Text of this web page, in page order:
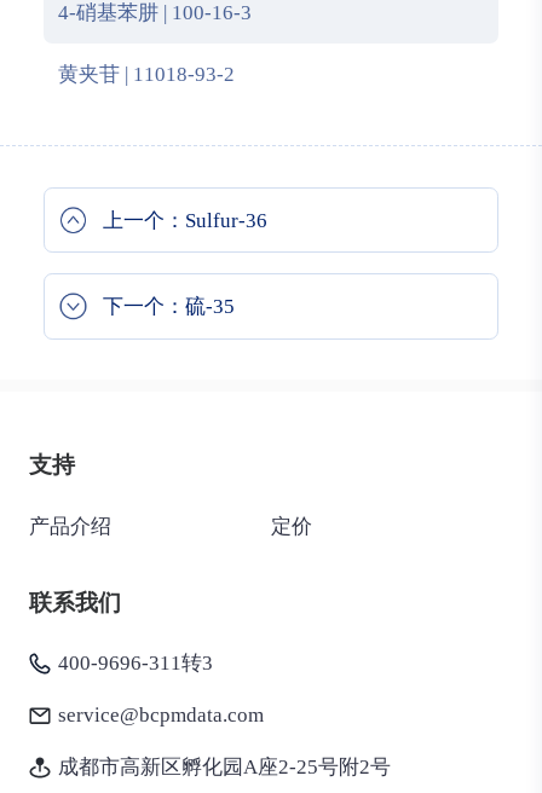
4-硝基苯肼 | 100-16-3
黄夹苷 | 11018-93-2
上一个：Sulfur-36
下一个：硫-35
支持
产品介绍 定价
联系我们
400-9696-311转3
service@bcpmdata.com
成都市高新区孵化园A座2-25号附2号